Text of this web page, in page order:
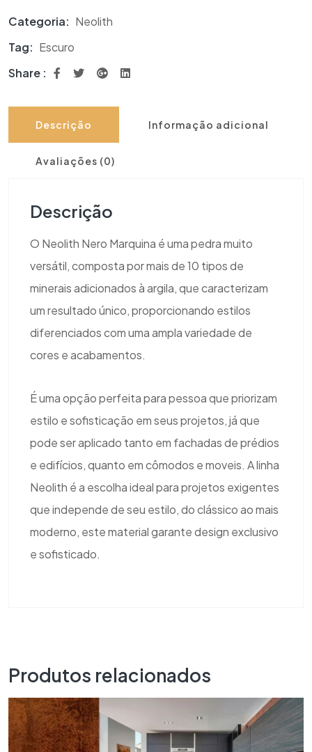
Categoria: Neolith
Tag: Escuro
Share :
Descrição Informação adicional
Avaliações (0)
Descrição
O Neolith Nero Marquina é uma pedra muito
versátil, composta por mais de 10 tipos de
minerais adicionados à argila, que caracterizam
um resultado único, proporcionando estilos
diferenciados com uma ampla variedade de
cores e acabamentos.
É uma opção perfeita para pessoa que priorizam
estilo e sofisticação em seus projetos, já que
pode ser aplicado tanto em fachadas de prédios
e edifícios, quanto em cômodos e moveis. A linha
Neolith é a escolha ideal para projetos exigentes
que independe de seu estilo, do clássico ao mais
moderno, este material garante design exclusivo
e sofisticado.
Produtos relacionados